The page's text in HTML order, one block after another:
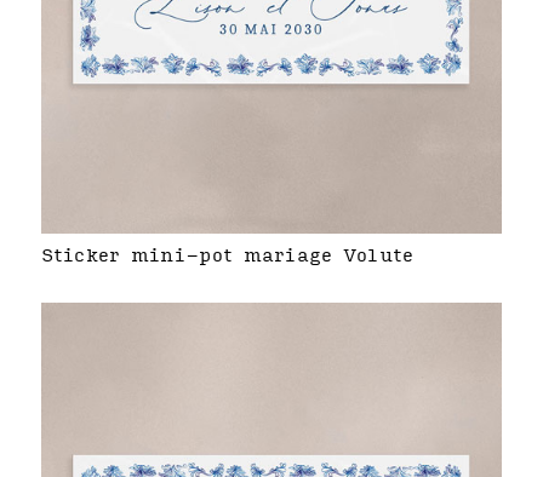
Sticker mini-pot mariage Volute